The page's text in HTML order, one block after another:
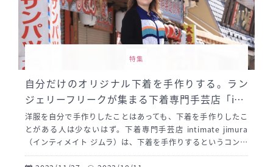
特集
自分だけのオリジナル下着を手作りする。ラン
ジェリーフリークが集まる下着専門手芸店「inti
mate jimura」
洋服を自分で手作りしたことはあっても、下着を手作りしたこ
とがある人は少ないはず。下着専門手芸店 intimate jimura
（インティメイト ジムラ）は、下着を手作りするというコンセ
プトで下着やランジェリーの型紙パターンをはじめ、手芸屋で